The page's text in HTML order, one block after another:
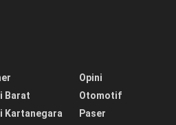
Barat
Kartanegara
Opini
Otomotif
Paser